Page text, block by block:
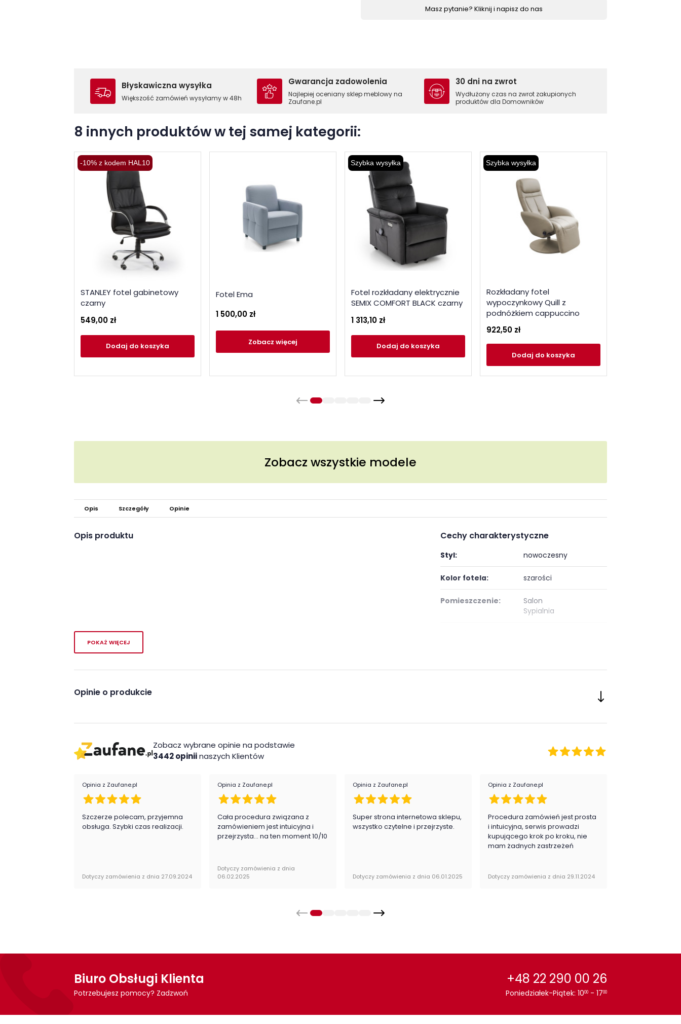
Masz pytanie? Kliknij i napisz do nas
Błyskawiczna wysyłka
Większość zamówień wysyłamy w 48h
Gwarancja zadowolenia
Najlepiej oceniany sklep meblowy na
Zaufane.pl
30 dni na zwrot
Wydłużony czas na zwrot zakupionych
produktów dla Domowników
8 innych produktów w tej samej kategorii:
-10% z kodem HAL10
STANLEY fotel gabinetowy
czarny
549,00 zł
Dodaj do koszyka
Fotel Ema
1 500,00 zł
Zobacz więcej
Szybka wysyłka
Fotel rozkładany elektrycznie
SEMIX COMFORT BLACK czarny
1 313,10 zł
Dodaj do koszyka
Szybka wysyłka
Rozkładany fotel
wypoczynkowy Quill z
podnóżkiem cappuccino
922,50 zł
Dodaj do koszyka
Zobacz wszystkie modele
Opis Szczegóły Opinie
Opis produktu Cechy charakterystyczne
Styl: nowoczesny
Kolor fotela: szarości
Pomieszczenie:
Salon
Sypialnia
POKAŻ WIĘCEJ
Opinie o produkcie
Zobacz wybrane opinie na podstawie
3442 opiniinaszych Klientów
Opinia z Zaufane.pl
Szczerze polecam, przyjemna
obsługa. Szybki czas realizacji.
Dotyczy zamówienia z dnia 27.09.2024
Opinia z Zaufane.pl
Cała procedura związana z
zamówieniem jest intuicyjna i
przejrzysta... na ten moment 10/10
Dotyczy zamówienia z dnia
06.02.2025
Opinia z Zaufane.pl
Super strona internetowa sklepu,
wszystko czytelne i przejrzyste.
Dotyczy zamówienia z dnia 06.01.2025
Opinia z Zaufane.pl
Procedura zamówień jest prosta
i intuicyjna, serwis prowadzi
kupującego krok po kroku, nie
mam żadnych zastrzeżeń
Dotyczy zamówienia z dnia 29.11.2024
Biuro Obsługi Klienta
Potrzebujesz pomocy? Zadzwoń
+48 22 290 00 26
Poniedziałek-Piątek: 1000 - 1700